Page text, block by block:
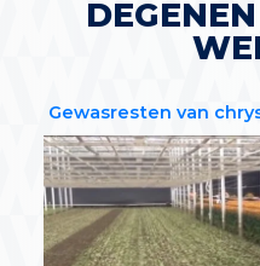
Gewasresten van